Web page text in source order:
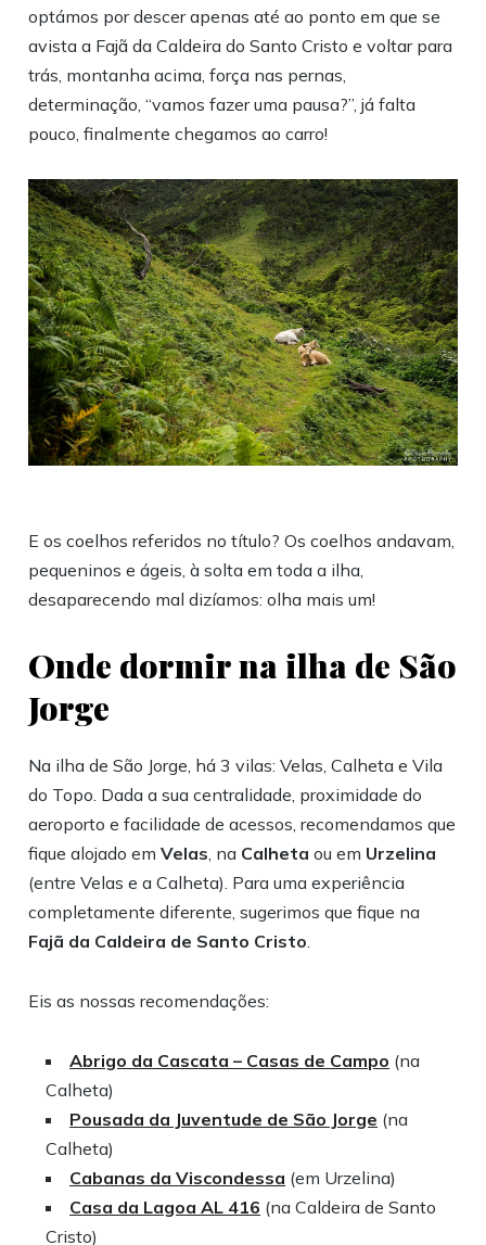
optámos por descer apenas até ao ponto em que se
avista a Fajã da Caldeira do Santo Cristo e voltar para
trás, montanha acima, força nas pernas,
determinação, “vamos fazer uma pausa?”, já falta
pouco, finalmente chegamos ao carro!
E os coelhos referidos no título? Os coelhos andavam,
pequeninos e ágeis, à solta em toda a ilha,
desaparecendo mal dizíamos: olha mais um!
Onde dormir na ilha de São
Jorge
Na ilha de São Jorge, há 3 vilas: Velas, Calheta e Vila
do Topo. Dada a sua centralidade, proximidade do
aeroporto e facilidade de acessos, recomendamos que
fique alojado emVelas, na Calheta ou em Urzelina
(entre Velas e a Calheta). Para uma experiência
completamente diferente, sugerimos que fique na
Fajã da Caldeira de Santo Cristo.
Eis as nossas recomendações:
Abrigo da Cascata – Casas de Campo (na
Calheta)
Pousada da Juventude de São Jorge (na
Calheta)
Cabanas da Viscondessa (em Urzelina)
Casa da Lagoa AL 416 (na Caldeira de Santo
Cristo)